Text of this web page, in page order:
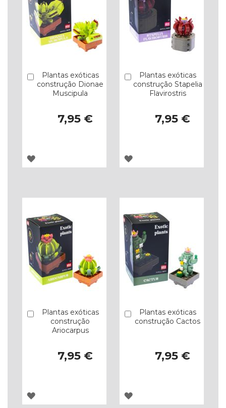
Plantas exóticas
construção Dionae
Muscipula
7,95 €
Comprar
ADICIONAR
DESEJOS
Plantas exóticas
construção Stapelia
Flavirostris
7,95 €
Comprar
ADICIONAR
DE
DESEJOS
Plantas exóticas
construção
Ariocarpus
7,95 €
Comprar
ADICIONAR
Plantas exóticas
construção Cactos
7,95 €
Comprar
ADICIONAR